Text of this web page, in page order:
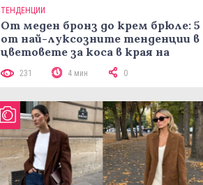
ТЕНДЕНЦИИ
От меден бронз до крем брюле: 5
от най-луксозните тенденции в
цветовете за коса в края на
231 4 мин 0